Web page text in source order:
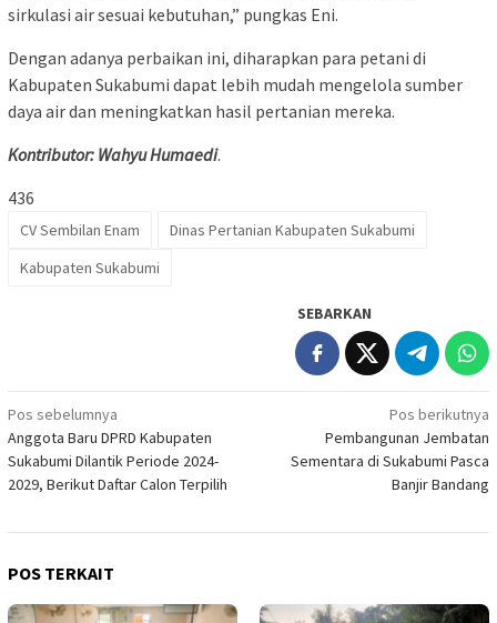
sirkulasi air sesuai kebutuhan,” pungkas Eni.
Dengan adanya perbaikan ini, diharapkan para petani di
Kabupaten Sukabumi dapat lebih mudah mengelola sumber
daya air dan meningkatkan hasil pertanian mereka.
Kontributor: Wahyu Humaedi.
436
CV Sembilan Enam
Dinas Pertanian Kabupaten Sukabumi
Kabupaten Sukabumi
SEBARKAN
Navigasi
pos
Pos sebelumnya
Anggota Baru DPRD Kabupaten
Sukabumi Dilantik Periode 2024-
2029, Berikut Daftar Calon Terpilih
Pos berikutnya
Pembangunan Jembatan
Sementara di Sukabumi Pasca
Banjir Bandang
POS TERKAIT